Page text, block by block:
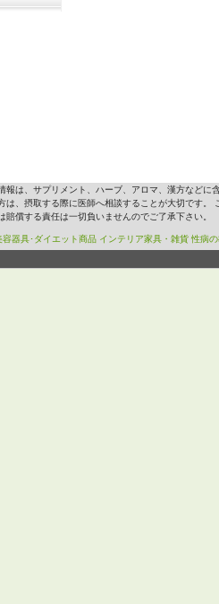
報は、サプリメント、ハーブ、アロマ、漢方など
は、摂取する際に医師へ相談することが大切です
賠償する責任は一切負いませんのでご了承下さい。
容器具･ダイエット商品 インテリア家具・雑貨 性病